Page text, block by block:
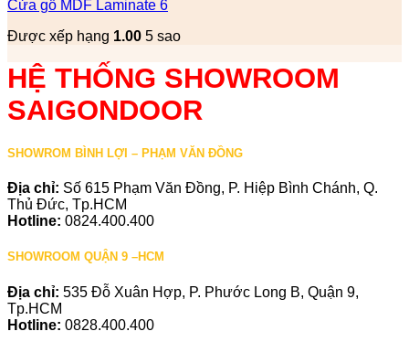
Cửa gỗ MDF Laminate 6
Được xếp hạng 1.00 5 sao
HỆ THỐNG SHOWROOM
SAIGONDOOR
SHOWROM BÌNH LỢI – PHẠM VĂN ĐỒNG
Địa chỉ: Số 615 Phạm Văn Đồng, P. Hiệp Bình Chánh, Q.
Thủ Đức, Tp.HCM
Hotline: 0824.400.400
SHOWROOM QUẬN 9 –HCM
Địa chỉ: 535 Đỗ Xuân Hợp, P. Phước Long B, Quận 9,
Tp.HCM
Hotline: 0828.400.400